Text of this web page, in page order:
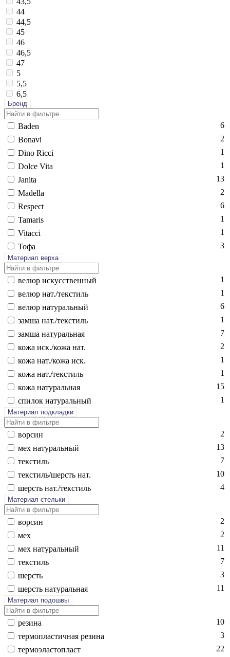
44
44,5
45
46
46,5
47
5
5,5
6,5
Бренд
Ba­den
6
Bo­navi
2
Di­no Ric­ci
1
Dol­ce Vi­ta
1
Ja­nita
13
Ma­del­la
2
Res­pect
6
Ta­maris
1
Vi­tac­ci
1
То­фа
3
Материал верха
ве­люр ис­кусс­твен­ный
1
ве­люр нат./текс­тиль
1
ве­люр на­тураль­ный
6
зам­ша нат./текс­тиль
1
зам­ша на­тураль­ная
7
ко­жа иск./ко­жа нат.
2
ко­жа нат./ко­жа иск.
1
ко­жа нат./текс­тиль
1
ко­жа на­тураль­ная
15
спи­лок на­тураль­ный
1
Материал подкладки
вор­син
2
мех на­тураль­ный
13
текс­тиль
7
текс­тиль/шерсть нат.
10
шерсть нат./текс­тиль
4
Материал стельки
вор­син
2
мех
2
мех на­тураль­ный
11
текс­тиль
7
шерсть
3
шерсть на­тураль­ная
11
Материал подошвы
ре­зина
10
тер­моплас­тичная ре­зина
3
тер­мо­элас­топласт
22